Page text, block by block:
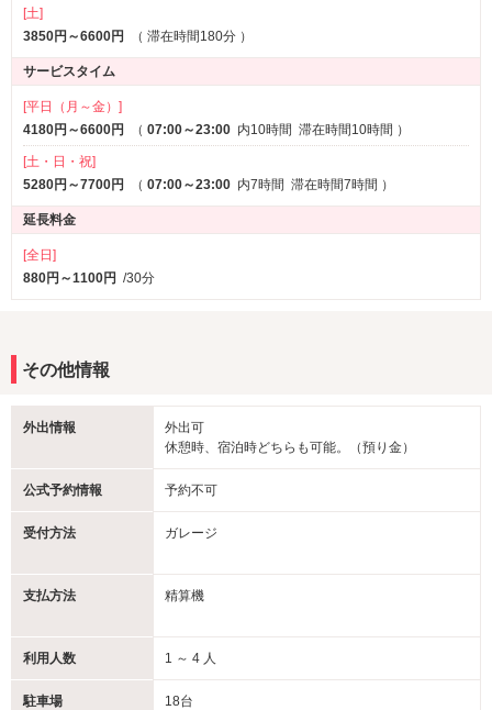
[土]
3850円～6600円
（ 滞在時間180分 ）
サービスタイム
[平日（月～金）]
4180円～6600円
（ 07:00～23:00 内10時間 滞在時間10時間 ）
[土・日・祝]
5280円～7700円
（ 07:00～23:00 内7時間 滞在時間7時間 ）
延長料金
[全日]
880円～1100円 /30分
その他情報
外出情報
外出可
休憩時、宿泊時どちらも可能。（預り金）
公式予約情報 予約不可
受付方法 ガレージ
支払方法 精算機
利用人数 1 ～ 4 人
駐車場 18台